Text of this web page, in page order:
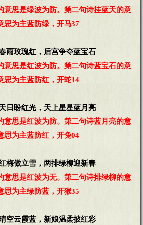
意思是绿波为防。第二句诗挂蓝天的意
思为主蓝防绿，开马37
雨玫瑰红，后宫争夺蓝宝石
意思是红波为防。第二句诗蓝宝石的意
思为主蓝防红，开蛇14
日盼红光，天上星星蓝月亮
意思是红波为防。第二句诗蓝月亮的意
思为主蓝防红，开兔04
梅傲立雪，两排绿柳迎新春
意思是红波为无。第二句诗排绿柳的意
思为主绿防蓝，开猴35
空云霞蓝，新娘温柔披红彩